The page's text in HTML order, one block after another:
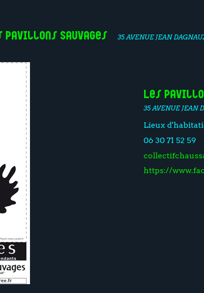
Pavillons Sauvages 35 AVENUE JEAN
Les
35 AVENUE JEAN
Lieux
06 30 71 52 59
https://